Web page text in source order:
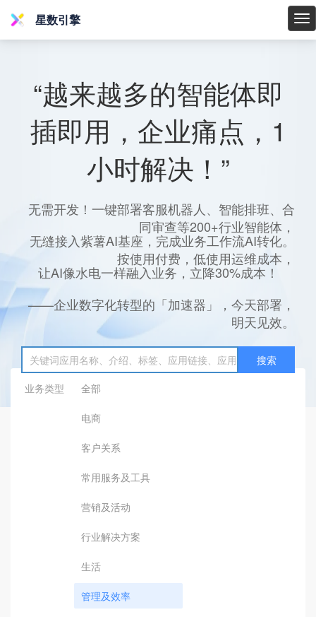
星
星数引擎
“越来越多的智能体即
插即用，企业痛点，1
小时解决！”
无需开发！一键部署客服机器人、智能排班、合
同审查等200+行业智能体，
无缝接入紫薯AI基座，完成业务工作流AI转化。
按使用付费，低使用运维成本，
让AI像水电一样融入业务，立降30%成本！
——企业数字化转型的「加速器」，今天部署，
明天见效。
搜索
业务类型
全部
电商
客户关系
常用服务及工具
营销及活动
行业解决方案
生活
管理及效率